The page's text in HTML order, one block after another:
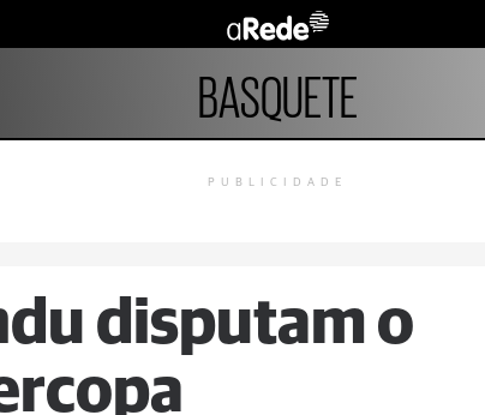
BASQUETE
PUBLICIDADE
disputam o